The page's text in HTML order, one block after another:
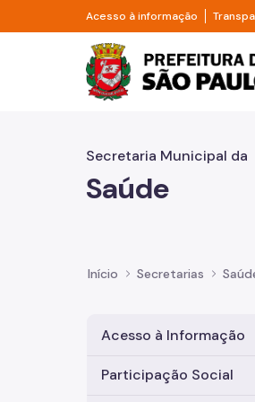
Pular para o Conteúdo principal
Acesso à informação Divisor
Prefeitura
Secretaria Municipal da
Saúde
Início Secretarias
Acesso à Informação
Participação Social